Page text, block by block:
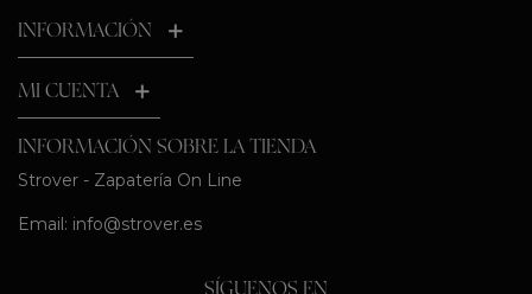
INFORMACIÓN
MI CUENTA
INFORMACIÓN SOBRE LA TIENDA
Strover - Zapatería On Line
Email: info@strover.es
SÍGUENOS EN